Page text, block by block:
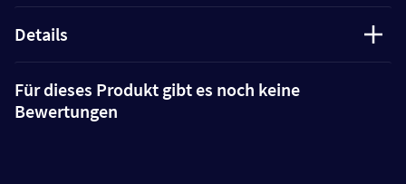
Details
Für dieses Produkt gibt es noch keine
Bewertungen